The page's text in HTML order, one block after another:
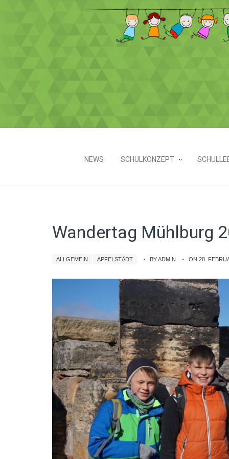
NEWS SCHULKONZEPT
Wandertag Mühlburg
ALLGEMEIN APFELSTÄDT BY ADMIN ON 28.